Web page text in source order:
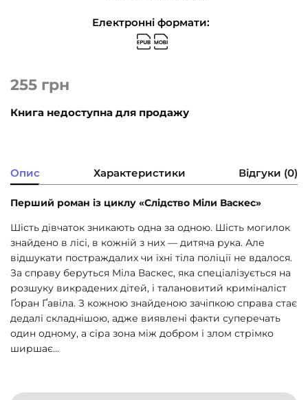
Електронні формати:
255 грн
Книга недоступна для продажу
Опис Характеристики Відгуки (0)
Перший роман із циклу «Слідство Міли Васкес»
Шість дівчаток зникають одна за одною. Шість могилок
знайдено в лісі, в кожній з них — дитяча рука. Але
відшукати постраждалих чи їхні тіла поліції не вдалося.
За справу беруться Міла Васкес, яка спеціалізується на
розшуку викрадених дітей, і талановитий криміналіст
Ґоран Ґавіла. З кожною знайденою зачіпкою справа стає
дедалі складнішою, адже виявлені факти суперечать
один одному, а сіра зона між добром і злом стрімко
ширшає…